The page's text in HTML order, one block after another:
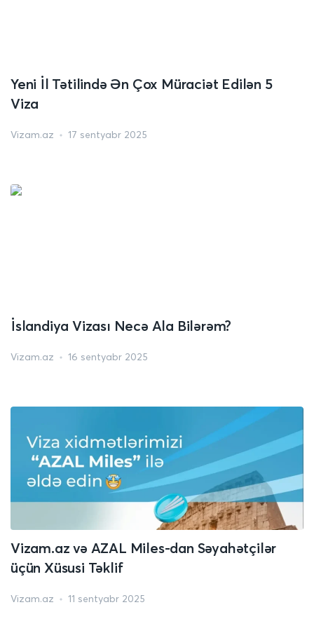
Yeni İl Tətilində Ən Çox Müraciət Edilən 5
Viza
Vizam.az 17 sentyabr 2025
İslandiya Vizası Necə Ala Bilərəm?
Vizam.az 16 sentyabr 2025
Vizam.az və AZAL Miles-dan Səyahətçilər
üçün Xüsusi Təklif
Vizam.az 11 sentyabr 2025